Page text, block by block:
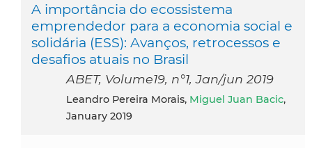
A importância do ecossistema
emprendedor para a economia social e
solidária (ESS): Avanços, retrocessos e
desafios atuais no Brasil
ABET, Volume19, n°1, Jan/jun 2019
Leandro Pereira Morais, Miguel Juan Bacic,
January 2019